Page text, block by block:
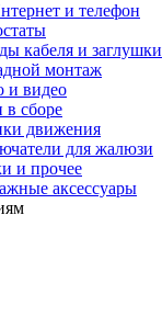
и телефон
кабеля и заглушки
монтаж
и видео
в сборе
движения
для жалюзи
и прочее
аксессуары